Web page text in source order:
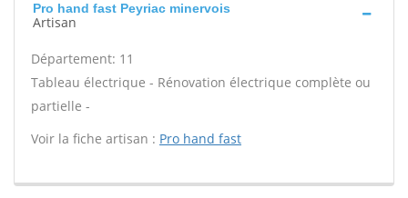
Pro hand fast Peyriac minervois
Artisan
Département: 11
Tableau électrique - Rénovation électrique complète ou
partielle -
Voir la fiche artisan : Pro hand fast